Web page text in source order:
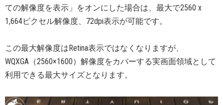
ての解像度を表示」をオンにした場合は、最大で2560 x
1,664ピクセル解像度、72dpi表示が可能です。
この最大解像度はRetina 表示ではなくなりますが、
WQXGA（2560×1600）解像度をカバーする実画面領域として
利用できる最大サイズとなります。